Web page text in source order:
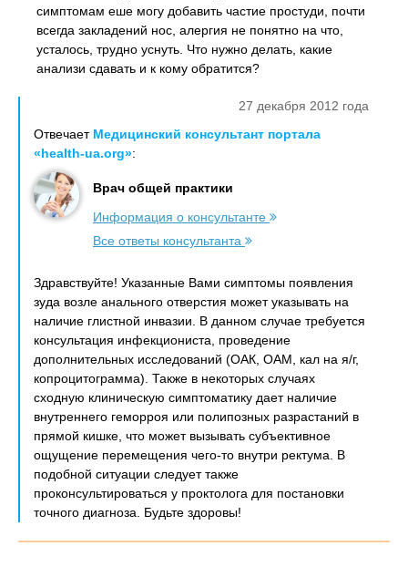
симптомам еше могу добавить частие простуди, почти
всегда закладений нос, алергия не понятно на что,
усталось, трудно уснуть. Что нужно делать, какие
анализи сдавать и к кому обратится?
27 декабря 2012 года
Отвечает Медицинский консультант портала
«health-ua.org»:
Врач общей практики
Информация о консультанте
Все ответы консультанта
Здравствуйте! Указанные Вами симптомы появления
зуда возле анального отверстия может указывать на
наличие глистной инвазии. В данном случае требуется
консультация инфекциониста, проведение
дополнительных исследований (ОАК, ОАМ, кал на я/г,
копроцитограмма). Также в некоторых случаях
сходную клиническую симптоматику дает наличие
внутреннего геморроя или полипозных разрастаний в
прямой кишке, что может вызывать субъективное
ощущение перемещения чего-то внутри ректума. В
подобной ситуации следует также
проконсультироваться у проктолога для постановки
точного диагноза. Будьте здоровы!